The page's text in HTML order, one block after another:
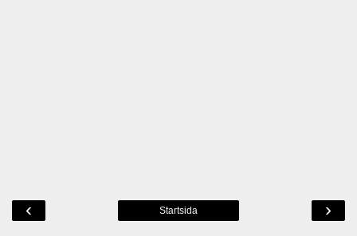
‹ ›
Startsida